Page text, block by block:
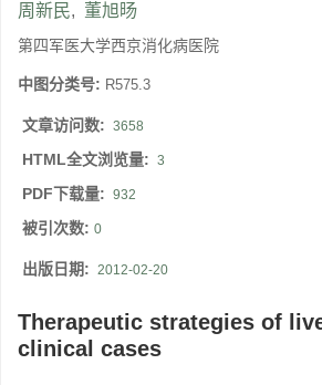
周新民, 董旭旸
第四军医大学西京消化病医院
中图分类号: R575.3
文章访问数: 3658
HTML全文浏览量: 3
PDF下载量: 932
被引次数: 0
出版日期: 2012-02-20
Therapeutic strategies of
clinical cases